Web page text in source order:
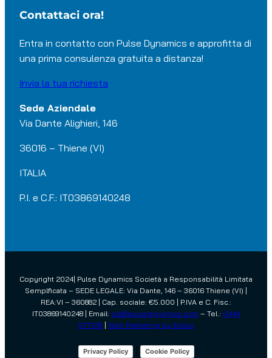
Contattaci ora!
Entra in contatto con Pulse Dynamics e approfitta di
una prima consulenza gratuita a distanza!
Invia la tua richiesta
Sede Aziendale
Via Dante Alighieri, 146
36016 – Thiene (VI)
ITALIA
P.I. e C.F.: IT03869140248
Copyright 2024| Pulse Dynamics Società a Responsabilità Limitata
Semplficata – SEDE LEGALE: Via Dante, 146 – 36016 Thiene (VI) |
REA:VI – 360882 | Cap. sociale: €5.000 | P.IVA e C. Fisc.:
IT03869140248 | Email: pd@pulsedynamics.com – Tel.: 0444
977519
Web Marketing by Eviblu
Privacy Policy | Cookie Policy